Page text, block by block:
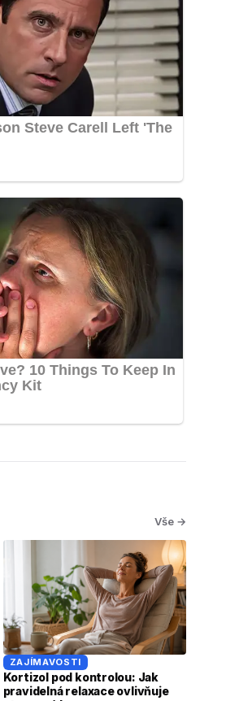
Vše →
ZAJÍMAVOSTI
Kortizol pod kontrolou: Jak
pravidelná relaxace ovlivňuje